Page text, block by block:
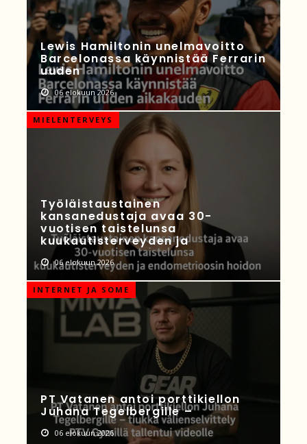
Lewis Hamiltonin unelmavoitto
Barcelonassa käynnistää Ferrarin
uuden
06 elokuun 2026
MIELENTERVEYS
Työläistaustainen
kansanedustaja avaa 30-
vuotisen taistelunsa
kuukautisterveyden ja
06 elokuun 2026
INTERNET JA SOME
PT Vatanen antoi porttikiellon
Juhana Tegelbergille –
06 elokuun 2026